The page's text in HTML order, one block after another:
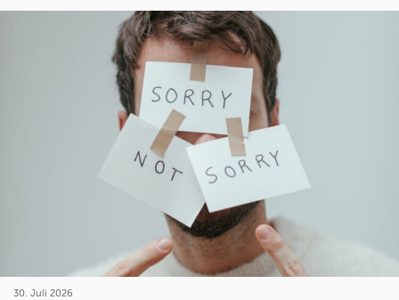
30. Juli 2026